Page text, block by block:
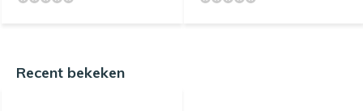
Recent bekeken